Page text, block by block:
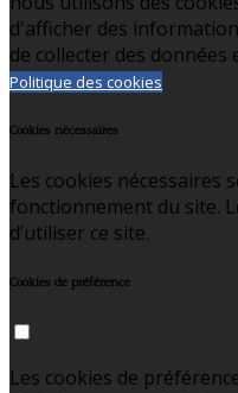
d'afficher des
de collecter des données
Politique des cookies
Cookies nécessaires
Les cookies nécessaires
fonctionnement du site.
d’utiliser ce site.
Cookies de préférence
Les cookies de